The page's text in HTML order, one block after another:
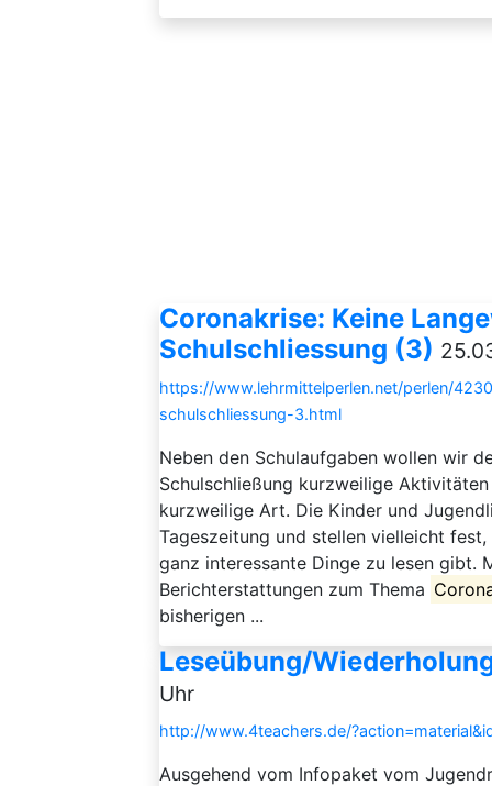
Coronakrise: Keine
Schulschliessung (3)
https://www.lehrmittelperlen.net/perlen/
schulschliessung-3.html
Neben den Schulaufgaben wollen wir
Schulschließung kurzweilige
kurzweilige Art. Die Kinder und
Tageszeitung und stellen vielleicht
ganz interessante Dinge zu lesen gibt.
Berichterstattungen zum Thema
bisherigen ...
Leseübung/
Uhr
http://www.4teachers.de/
Ausgehend vom Infopaket vom